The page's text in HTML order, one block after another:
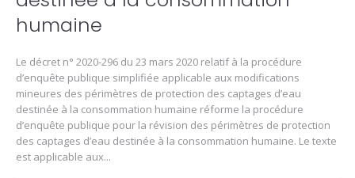
humaine
Le décret n° 2020-296 du 23 mars 2020 relatif à la procédure
d’enquête publique simplifiée applicable aux modifications
mineures des périmètres de protection des captages d’eau
destinée à la consommation humaine réforme la procédure
d’enquête publique pour la révision des périmètres de protection
des captages d’eau destinée à la consommation humaine. Le texte
est applicable aux...